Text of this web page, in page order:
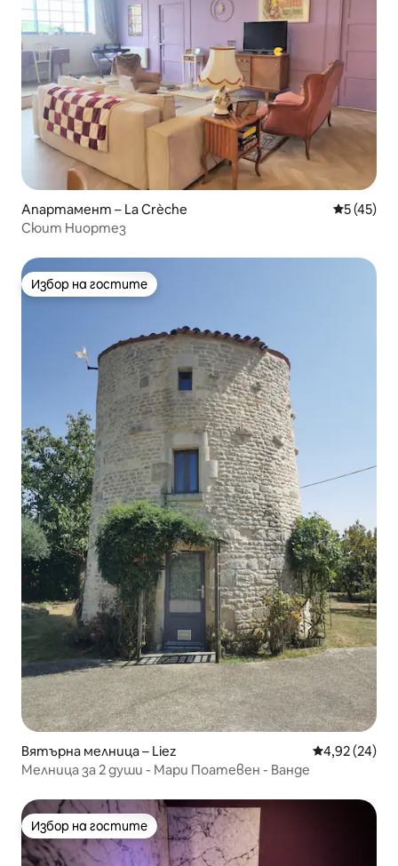
Апартамент – La Crèche Средна
5 (45)
Сюит Ниортез
Избор на гостите
Избор на гостите
Вятърна мелница – Liez Средна
4,92 (24)
Мелница за 2 души - Мари Поатевен - Ванде
Избор на гостите
Избор на гостите